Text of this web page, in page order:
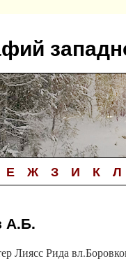
Е Ж З И К Л
А.Б.
Лиясс Рида